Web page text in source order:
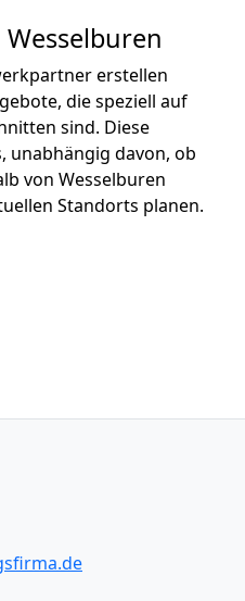
erstellen
die speziell auf
sind. Diese
unabhängig davon, ob
von Wesselburen
Standorts planen.